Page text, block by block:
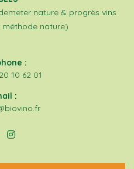
nature & progrès vins
méthode nature)
:
10 62 01
: